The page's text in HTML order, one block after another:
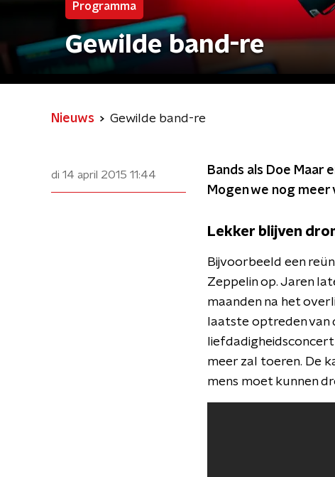
Programma
Gewilde band-re
Nieuws Gewilde band-re
di 14 april 2015 11:44
Bands als Doe Maar
Mogen we nog meer
Lekker blijven
Bijvoorbeeld een
Zeppelin op. Jaren
maanden na het
laatste optreden van
meer zal toeren. De
mens moet kunnen